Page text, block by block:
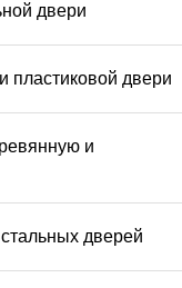
двери
пластиковой двери
и
дверей